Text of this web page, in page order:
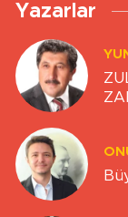
Yazarlar